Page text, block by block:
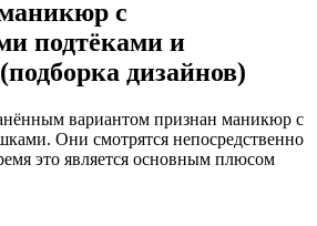
с
подтёками и
дизайнов)
вариантом признан маникюр с
Они смотрятся непосредственно
это является основным плюсом